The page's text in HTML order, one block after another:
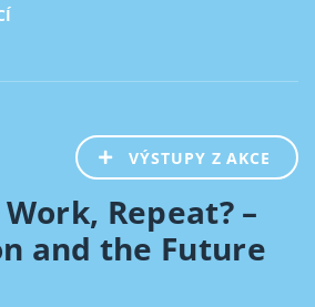
VÝSTUPY Z AKCE
Repeat? –
and the Future